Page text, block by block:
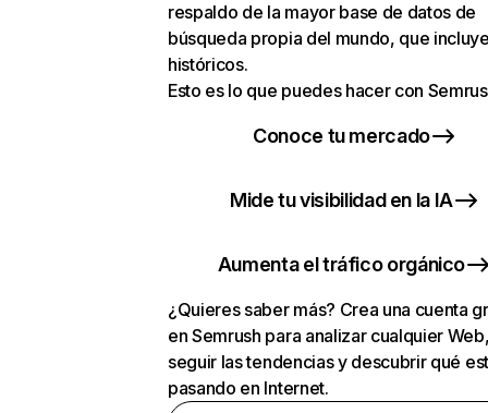
respaldo de la mayor base de datos de
búsqueda propia del mundo, que
históricos.
Esto es lo que puedes hacer con
Conoce tu mercado
Mide tu visibilidad en la IA
Aumenta el tráfico orgánico
¿Quieres saber más? Crea una cuenta
en Semrush para analizar cualquier
seguir las tendencias y descubrir qué
pasando en Internet.